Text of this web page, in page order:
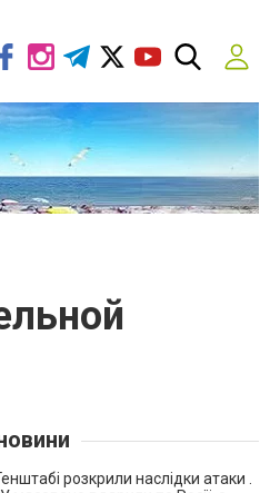
розкрили наслідки атаки .